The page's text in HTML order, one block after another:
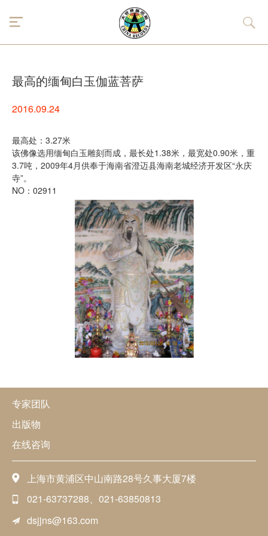
最高的缅甸白玉伽蓝菩萨
2016.09.24
最高处：3.27米
该佛像选用缅甸白玉雕刻而成，最长处1.38米，最宽处0.90米，重
3.7吨，2009年4月供奉于海南省澄迈县海南老城经济开发区“永庆
寺”。
NO：02911
专家团队
出版物
在线咨询
上海市黄浦区中山南路28号久事大厦7楼
021-63737288、021-63850813
dsjjns@163.com